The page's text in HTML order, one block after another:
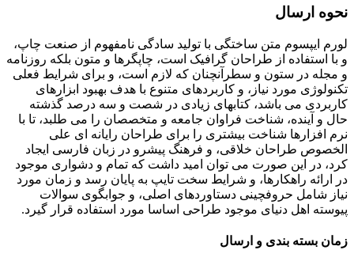
نحوه ارسال
لورم ایپسوم متن ساختگی با تولید سادگی نامفهوم از صنعت چاپ،
و با استفاده از طراحان گرافیک است، چاپگرها و متون بلکه روزنامه
و مجله در ستون و سطرآنچنان که لازم است، و برای شرایط فعلی
تکنولوژی مورد نیاز، و کاربردهای متنوع با هدف بهبود ابزارهای
کاربردی می باشد، کتابهای زیادی در شصت و سه درصد گذشته
حال و آینده، شناخت فراوان جامعه و متخصصان را می طلبد، تا با
نرم افزارها شناخت بیشتری را برای طراحان رایانه ای علی
الخصوص طراحان خلاقی، و فرهنگ پیشرو در زبان فارسی ایجاد
کرد، در این صورت می توان امید داشت که تمام و دشواری موجود
در ارائه راهکارها، و شرایط سخت تایپ به پایان رسد و زمان مورد
نیاز شامل حروفچینی دستاوردهای اصلی، و جوابگوی سوالات
پیوسته اهل دنیای موجود طراحی اساسا مورد استفاده قرار گیرد.
زمان بسته بندی و ارسال